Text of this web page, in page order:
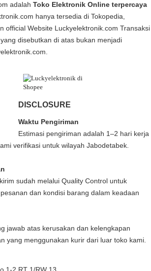
adalah Toko Elektronik Online terpercaya
hanya tersedia di Tokopedia,
official Website Luckyelektronik.com Transaksi
disebutkan di atas bukan menjadi
DISCLOSURE
Waktu Pengiriman
Estimasi pengiriman adalah 1–2 hari kerja
verifikasi untuk wilayah Jabodetabek.
sudah melalui Quality Control untuk
dan kondisi barang dalam keadaan
jawab atas kerusakan dan kelengkapan
yang menggunakan kurir dari luar toko kami.
2 RT 1/RW 13